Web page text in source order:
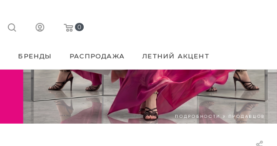
0
БРЕНДЫ РАСПРОДАЖА ЛЕТНИЙ АКЦЕНТ